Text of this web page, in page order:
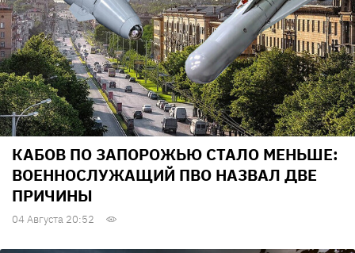
КАБОВ ПО ЗАПОРОЖЬЮ СТАЛО МЕНЬШЕ:
ВОЕННОСЛУЖАЩИЙ ПВО НАЗВАЛ ДВЕ
ПРИЧИНЫ
04 Августа 20:52